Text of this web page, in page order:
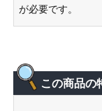
が必要です。
この商品の